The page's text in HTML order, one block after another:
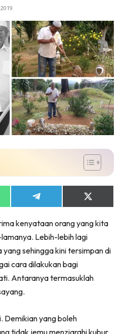
Share
on
Share
on
(Twitter)
kenyataan orang yang kita
Lebih-lebih lagi
sehingga kini tersimpan di
cara dilakukan bagi
Antaranya termasuklah
Demikian yang boleh
tidak jemu menziarahi kubur